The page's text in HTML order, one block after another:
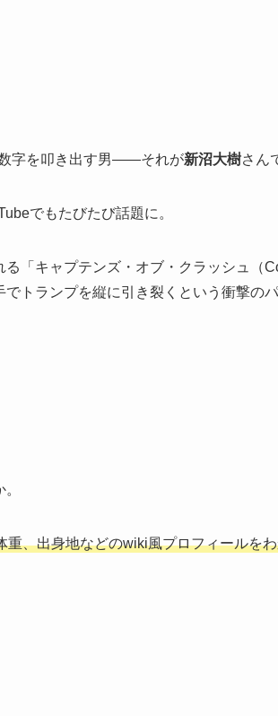
数字を叩き出す男――それが新沼大樹さん
でもたびたび話題に。
「キャプテンズ・オブ・クラッシュ（
トランプを縦に引き裂くという衝撃の
、出身地などのwiki風プロフィールを